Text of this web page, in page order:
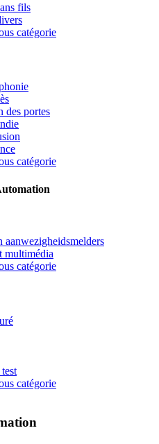
fils
catégorie
des portes
catégorie
aanwezigheidsmelders
multimédia
catégorie
catégorie